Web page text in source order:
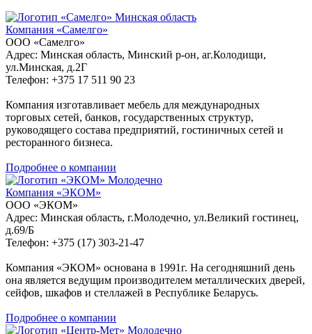
Минская область
Компания «Самелго»
ООО «Самелго»
Адрес: Минская область, Минский р-он, аг.Колодищи,
ул.Минская, д.2Г
Телефон: +375 17 511 90 23
Компания изготавливает мебель для международных
торговых сетей, банков, государственных структур,
руководящего состава предприятий, гостиничных сетей и
ресторанного бизнеса.
Подробнее о компании
Молодечно
Компания «ЭКОМ»
ООО «ЭКОМ»
Адрес: Минская область, г.Молодечно, ул.Великий гостинец,
д.69/Б
Телефон: +375 (17) 303-21-47
Компания «ЭКОМ» основана в 1991г. На сегодняшний день
она является ведущим производителем металлических дверей,
сейфов, шкафов и стеллажей в Республике Беларусь.
Подробнее о компании
Молодечно